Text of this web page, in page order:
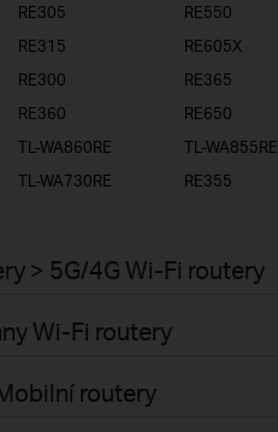
RE305 RE550
RE315 RE605X
RE300 RE365
RE360 RE650
TL-WA860RE TL-WA855RE
TL-WA730RE RE355
> 5G/4G Wi-Fi routery
Wi-Fi routery
routery